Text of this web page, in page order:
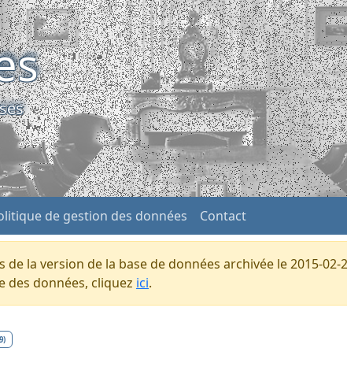
de gestion des données Contact
la version de la base de données archivée le 2015-02-
des données, cliquez ici.